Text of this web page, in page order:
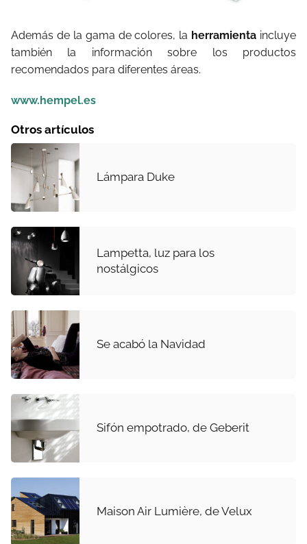
Además de la gama de colores, la herramienta incluye
también la información sobre los productos
recomendados para diferentes áreas.
www.hempel.es
Otros artículos
Lámpara Duke
Lampetta, luz para los
nostálgicos
Se acabó la Navidad
Sifón empotrado, de Geberit
Maison Air Lumière, de Velux